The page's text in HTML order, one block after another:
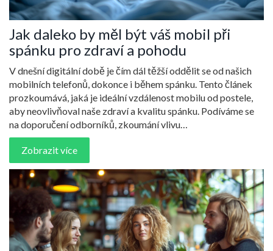
Jak daleko by měl být váš mobil při
spánku pro zdraví a pohodu
V dnešní digitální době je čím dál těžší oddělit se od našich
mobilních telefonů, dokonce i během spánku. Tento článek
prozkoumává, jaká je ideální vzdálenost mobilu od postele,
aby neovlivňoval naše zdraví a kvalitu spánku. Podíváme se
na doporučení odborníků, zkoumání vlivu
elektromagnetického záření a poskytneme tipy, jak zlepšit
spánkovou hygienu v souvislosti s používáním mobilů.
Zobrazit více